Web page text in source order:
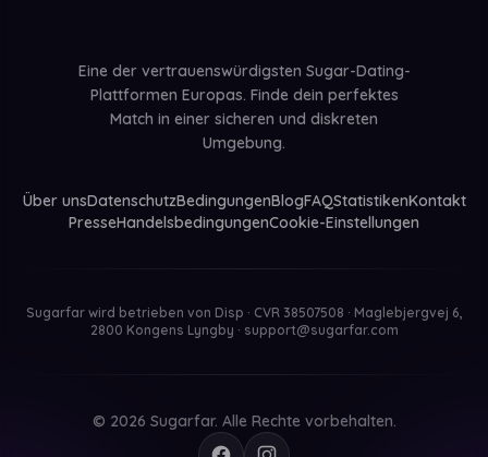
Eine der vertrauenswürdigsten Sugar-Dating-
Plattformen Europas. Finde dein perfektes
Match in einer sicheren und diskreten
Umgebung.
Über unsDatenschutzBedingungenBlogFAQStatistikenKontakt
PresseHandelsbedingungenCookie-Einstellungen
Sugarfar wird betrieben von Disp · CVR 38507508 · Maglebjergvej 6,
2800 Kongens Lyngby · support@sugarfar.com
© 2026 Sugarfar. Alle Rechte vorbehalten.